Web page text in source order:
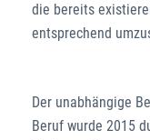
die bereits
entsprechend
Der unabhängige
Beruf wurde 2015